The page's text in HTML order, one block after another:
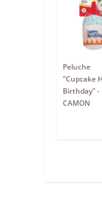
Peluche
"Cupcake
Birthday" -
CAMON